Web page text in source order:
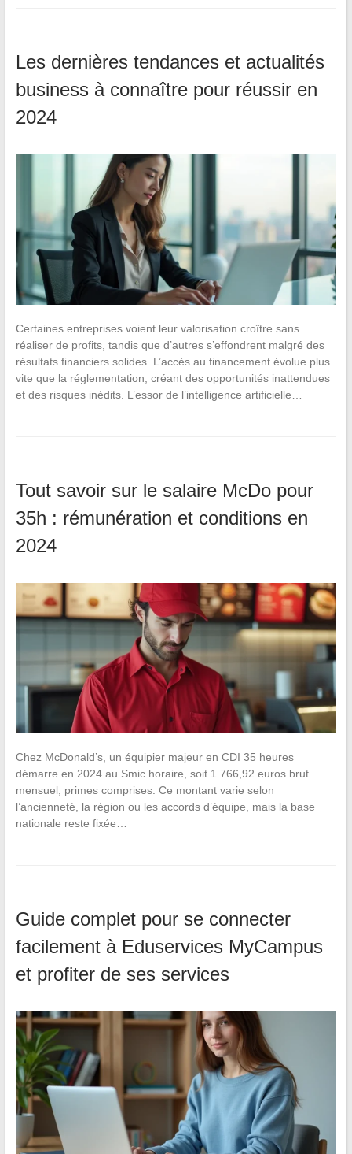
Les dernières tendances et actualités
business à connaître pour réussir en
2024
Certaines entreprises voient leur valorisation croître sans
réaliser de profits, tandis que d’autres s’effondrent malgré des
résultats financiers solides. L’accès au financement évolue plus
vite que la réglementation, créant des opportunités inattendues
et des risques inédits. L’essor de l’intelligence artificielle…
Tout savoir sur le salaire McDo pour
35h : rémunération et conditions en
2024
Chez McDonald’s, un équipier majeur en CDI 35 heures
démarre en 2024 au Smic horaire, soit 1 766,92 euros brut
mensuel, primes comprises. Ce montant varie selon
l’ancienneté, la région ou les accords d’équipe, mais la base
nationale reste fixée…
Guide complet pour se connecter
facilement à Eduservices MyCampus
et profiter de ses services